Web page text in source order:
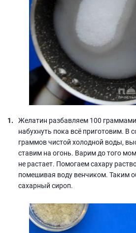
Желатин разбавляем 100
набухнуть пока всё приготовим. В
граммов чистой холодной воды,
ставим на огонь. Варим до того
не растает. Помогаем сахару
помешивая воду венчиком. Таким
сахарный сироп.